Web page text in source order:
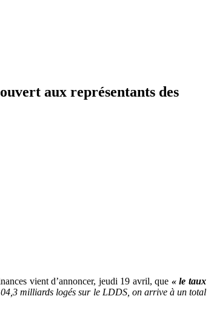
aux représentants des
vient d’annoncer, jeudi 19 avril, que « le taux
milliards logés sur le LDDS, on arrive à un total